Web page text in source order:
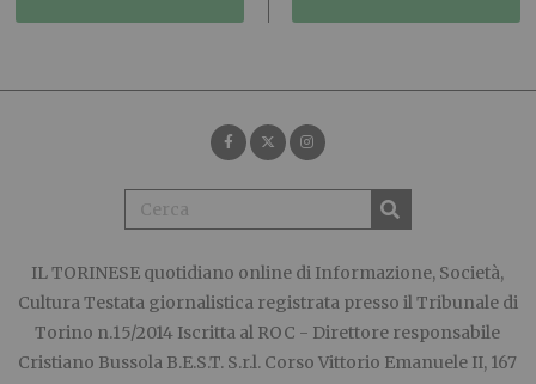
IL TORINESE quotidiano online di Informazione, Società,
Cultura Testata giornalistica registrata presso il Tribunale di
Torino n.15/2014 Iscritta al ROC - Direttore responsabile
Cristiano Bussola B.E.S.T. S.r.l. Corso Vittorio Emanuele II, 167